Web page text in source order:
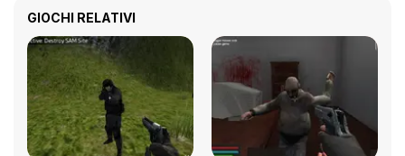
GIOCHI RELATIVI